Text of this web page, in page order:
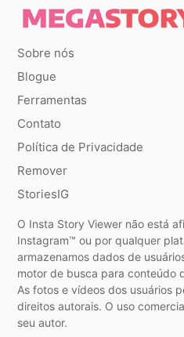
Sobre nós
Blogue
Ferramentas
Contato
Política de Privacidade
Remover
StoriesIG
O Insta Story Viewer não está
Instagram™ ou por qualquer
armazenamos dados de
motor de busca para conteúdo
As fotos e vídeos dos usuários
direitos autorais. O uso
seu autor.